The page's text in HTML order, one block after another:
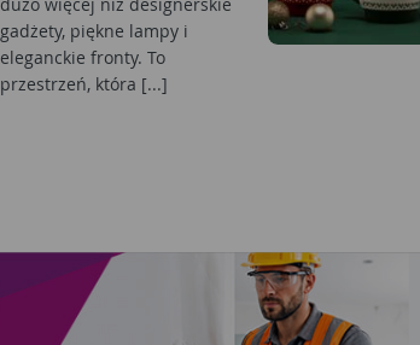
gadżety, piękne lampy i
eleganckie fronty. To
przestrzeń, która [...]